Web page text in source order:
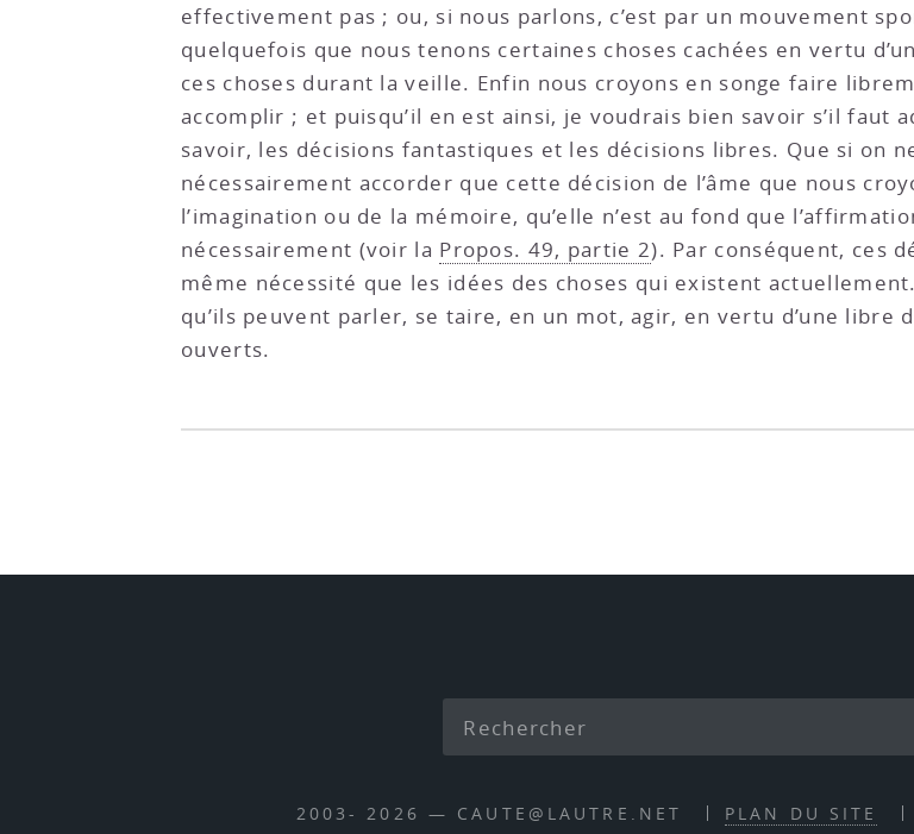
effectivement pas ; ou, si nous parlons, c’est par un mouvement
quelquefois que nous tenons certaines choses cachées en vertu
ces choses durant la veille. Enfin nous croyons en songe faire
accomplir ; et puisqu’il en est ainsi, je voudrais bien savoir s’il faut
savoir, les décisions fantastiques et les décisions libres. Que si on
nécessairement accorder que cette décision de l’âme que nous
l’imagination ou de la mémoire, qu’elle n’est au fond que
nécessairement (voir la Propos. 49, partie 2). Par conséquent, ces
même nécessité que les idées des choses qui existent
qu’ils peuvent parler, se taire, en un mot, agir, en vertu d’une libre
ouverts.
2003- 2026 — CAUTE@LAUTRE.NET PLAN DU SITE